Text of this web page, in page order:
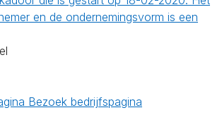
en de ondernemingsvorm is een
Bezoek bedrijfspagina